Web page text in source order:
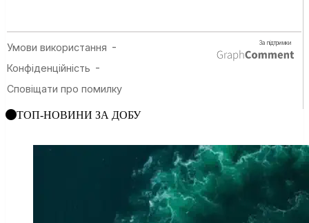
ТОП-НОВИНИ ЗА ДОБУ